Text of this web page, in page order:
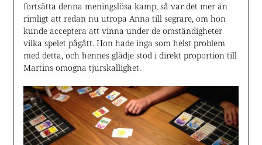
fortsätta denna meningslösa kamp, så var det mer än
rimligt att redan nu utropa Anna till segrare, om hon
kunde acceptera att vinna under de omständigheter
vilka spelet pågått. Hon hade inga som helst problem
med detta, och hennes glädje stod i direkt proportion till
Martins omogna tjurskallighet.